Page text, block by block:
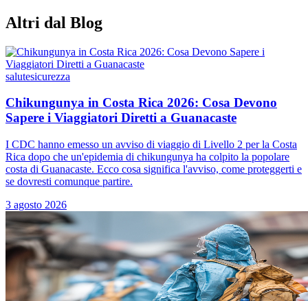
Altri dal Blog
salutesicurezza
Chikungunya in Costa Rica 2026: Cosa Devono
Sapere i Viaggiatori Diretti a Guanacaste
I CDC hanno emesso un avviso di viaggio di Livello 2 per la Costa
Rica dopo che un'epidemia di chikungunya ha colpito la popolare
costa di Guanacaste. Ecco cosa significa l'avviso, come proteggerti e
se dovresti comunque partire.
3 agosto 2026